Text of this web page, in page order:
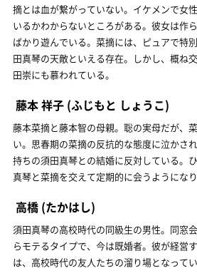
摘とは血が繋がっていない。イケメンで女
いるかわからないところがある。彼女は作
ばかり遊んでいる。菜摘には、ピュアで特
田真琴の天敵といえる存在。しかし、概ね
田崇にも慕われている。
藤本 祥子 (ふじもと しょうこ)
藤本菜摘と藤本智の母親。聡の実母だが、
い。思春期の菜摘の反抗的な態度に泣かさ
持ちの須田真琴との結婚に反対している。
真琴と菜摘を交えて定期的に会うようにな
高橋 (たかはし)
須田真琴の高校時代の同級生の男性。同窓
らモテるタイプで、今は既婚者。彼が経営
は、高校時代の友人たちの溜り場となって